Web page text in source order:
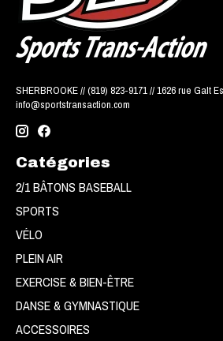
SHERBROOKE // (819) 823-9171 // 1626 rue Galt
info@sportstransaction.com
Catégories
2/1 BÂTONS BASEBALL
SPORTS
VÉLO
PLEIN AIR
EXERCISE & BIEN-ÊTRE
DANSE & GYMNASTIQUE
ACCESSOIRES